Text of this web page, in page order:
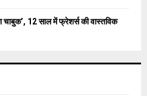
चाबुक’, 12 साल में फ्रेशर्स की वास्तविक